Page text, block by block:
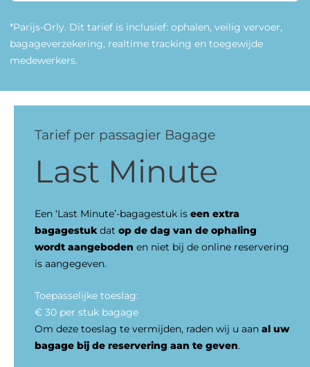
*Parijs-Orly. Dit tarief is inclusief: ophalen, veilig vervoer,
bagageverzekering, realtime tracking en toegewijde
medewerkers.
Tarief per passagier Bagage
Last Minute
Een ‘Last Minute’-bagagestuk is een extra
bagagestuk dat op de dag van de ophaling
wordt aangeboden en niet bij de online reservering
is aangegeven.
Toepasselijke toeslag:
€ 30 per stuk bagage
Om deze toeslag te vermijden, raden wij u aan al uw
bagage bij de reservering aan te geven.